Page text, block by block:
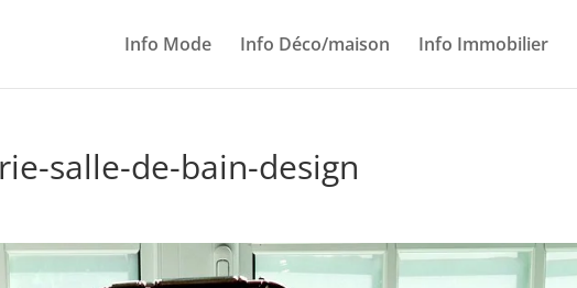
Info Mode Info Déco/maison Info Immobilier
salle-de-bain-design